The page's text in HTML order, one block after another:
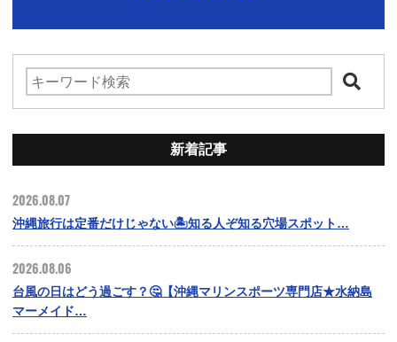
新着記事
2026.08.07
沖縄旅行は定番だけじゃない🏝️知る人ぞ知る穴場スポット…
2026.08.06
台風の日はどう過ごす？🤔【沖縄マリンスポーツ専門店★水納島
マーメイド…